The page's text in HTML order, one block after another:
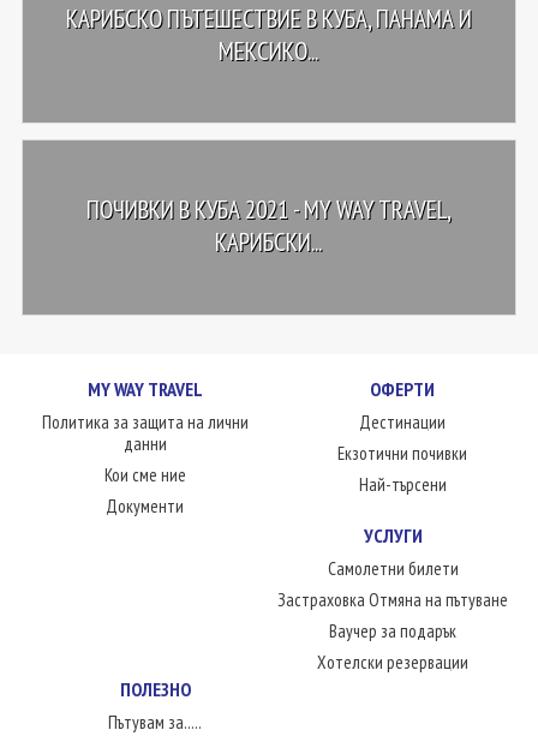
КАРИБСКО ПЪТЕШЕСТВИЕ В КУБА, ПАНАМА И
МЕКСИКО...
ПОЧИВКИ В КУБА 2021 - MY WAY TRAVEL,
КАРИБСКИ...
MY WAY TRAVEL
Политика за защита на лични
данни
Кои сме ние
Документи
ОФЕРТИ
Дестинации
Екзотични почивки
Най-търсени
УСЛУГИ
Самолетни билети
Застраховка Отмяна на пътуване
Ваучер за подарък
Хотелски резервации
ПОЛЕЗНО
Пътувам за.....